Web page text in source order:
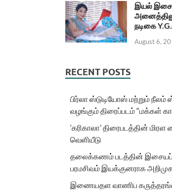
இயல் இசை
நடிகை
August 6,
RECENT POSTS
பிர்லா ஸ்டுடியோஸ் மற்றும் நீலம்
வழங்கும் திரைப்படம் “மக்கள்
‘கரிகாலா’ திரைபடத்தின்
வெளியீடு
தலைக்கணம் படத்தின்
பரமசிவம் இயக்குனராக
இணையதள வாணிப